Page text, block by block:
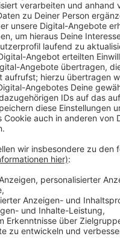
Empfangswege,
- alles rund ums Thema
findet ihr hier.
Keep on rocking!
mit unserem kostenlosen
Newsletter. Ob
oder unsere neuesten
informieren dich.
Newsletter anmelden